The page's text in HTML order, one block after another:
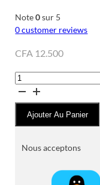
Note0sur 5
0customer reviews
CFA 12.500
quantité
de
Veet
Expert
Crème
Ajouter Au Panier
Nous acceptons